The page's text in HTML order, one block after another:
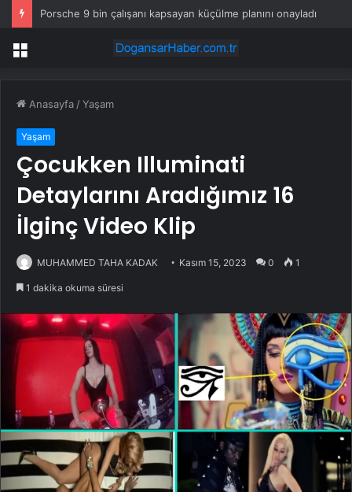
Porsche 9 bin çalışanı kapsayan küçülme planını onayladı
Menü
Anasayfa /Yaşam
Yaşam
Çocukken Illuminati
Detaylarını Aradığımız 16
İlginç Video Klip
MUHAMMED TAHA KADAK Kasım 15, 2023 0 1
1 dakika okuma süresi